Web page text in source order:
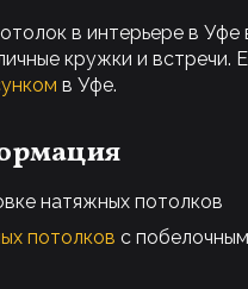
в интерьере в Уфе
кружки и встречи.
в Уфе.
натяжных потолков
потолков с